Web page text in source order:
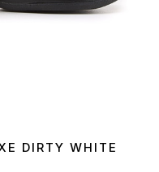
DIRTY WHITE